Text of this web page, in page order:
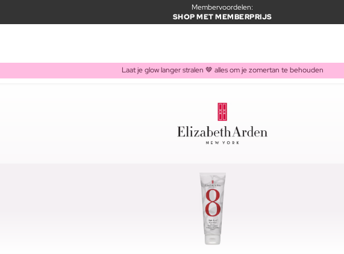
Membervoordelen:
SHOP MET MEMBERPRIJS
Laat je glow langer stralen 🤎 alles om je zomertan te behouden